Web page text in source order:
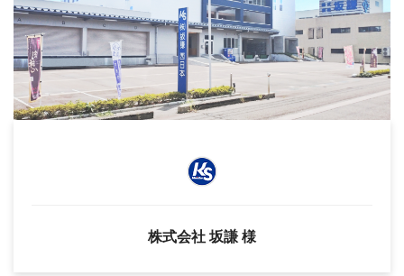
株式会社 坂謙 様